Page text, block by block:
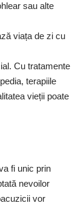
sau alte
viața de zi cu
Cu tratamente
terapiile
vieții poate
fi unic prin
nevoilor
vor